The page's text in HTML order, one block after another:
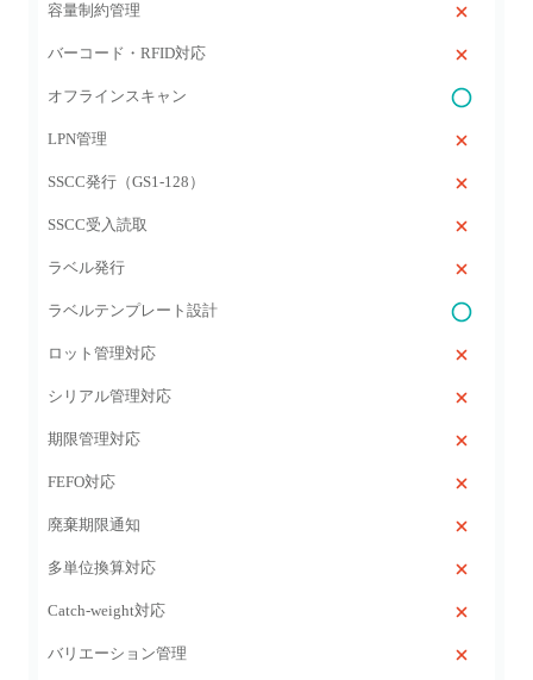
容量制約管理
バーコード・RFID対応
オフラインスキャン
LPN管理
SSCC発行（GS1‑128）
SSCC受入読取
ラベル発行
ラベルテンプレート設計
ロット管理対応
シリアル管理対応
期限管理対応
FEFO対応
廃棄期限通知
多単位換算対応
Catch‑weight対応
バリエーション管理